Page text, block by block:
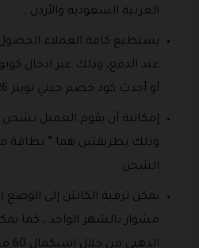
العربية السعودية والأردن .
يستطيع كافة العملاء
عند الدفع، وذلك عبر ادخال
أو أحدث كود خصم جيني تويتر 2026 جديد .
إمكانية أن يقوم العميل
وذلك بطريقتين هما ” بطاقة
الشحن .
مشوار بالشهر الواحد ، كما
الذهبي من خلال استكمال 60 مشوار في الشهر .